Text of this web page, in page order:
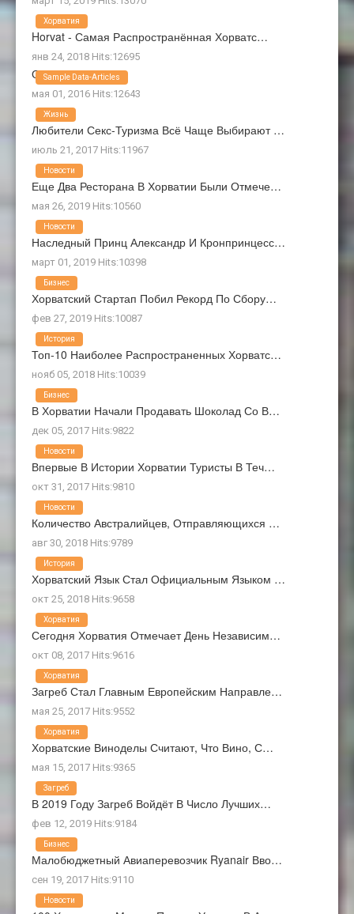
Horvat - Самая Распространённая Хорватс…
янв 24, 2018 Hits:12695
Хорватия
О Нас
мая 01, 2016 Hits:12643
Sample Data-Articles
Любители Секс-Туризма Всё Чаще Выбирают …
июль 21, 2017 Hits:11967
Жизнь
Еще Два Ресторана В Хорватии Были Отмече…
мая 26, 2019 Hits:10560
Новости
Наследный Принц Александр И Кронпринцесс…
март 01, 2019 Hits:10398
Новости
Хорватский Стартап Побил Рекорд По Сбору…
фев 27, 2019 Hits:10087
Бизнес
Топ-10 Наиболее Распространенных Хорватс…
нояб 05, 2018 Hits:10039
История
В Хорватии Начали Продавать Шоколад Со В…
дек 05, 2017 Hits:9822
Бизнес
Впервые В Истории Хорватии Туристы В Теч…
окт 31, 2017 Hits:9810
Новости
Количество Австралийцев, Отправляющихся …
авг 30, 2018 Hits:9789
Новости
Хорватский Язык Стал Официальным Языком …
окт 25, 2018 Hits:9658
История
Сегодня Хорватия Отмечает День Независим…
окт 08, 2017 Hits:9616
Хорватия
Загреб Стал Главным Европейским Направле…
мая 25, 2017 Hits:9552
Хорватия
Хорватские Виноделы Считают, Что Вино, С…
мая 15, 2017 Hits:9365
Хорватия
В 2019 Году Загреб Войдёт В Число Лучших…
фев 12, 2019 Hits:9184
Загреб
Малобюджетный Авиаперевозчик Ryanair Вво…
сен 19, 2017 Hits:9110
Бизнес
Новости